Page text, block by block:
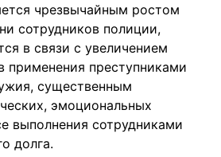
чрезвычайным ростом
сотрудников полиции,
в связи с увеличением
применения преступниками
существенным
эмоциональных
выполнения сотрудниками
долга.